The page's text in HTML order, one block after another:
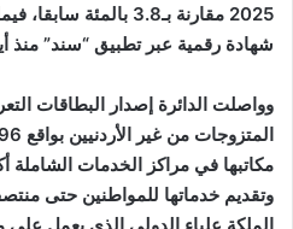
شهادة رقمية عبر تطبيق “سند” منذ
وواصلت الدائرة إصدار البطاقات
وتقديم خدماتها للمواطنين حتى